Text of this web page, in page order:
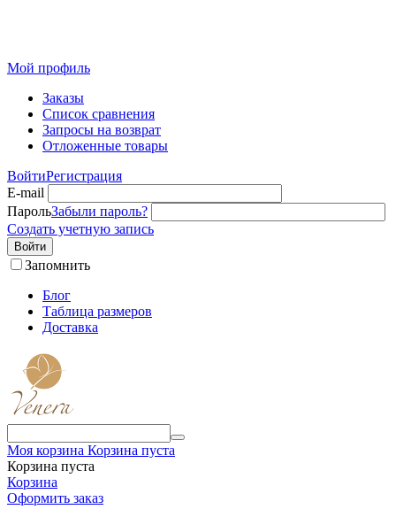
Мой профиль
Заказы
Список сравнения
Запросы на возврат
Отложенные товары
ВойтиРегистрация
E-mail
ПарольЗабыли пароль?
Создать учетную запись
Войти
Запомнить
Блог
Таблица размеров
Доставка
Моя корзина Корзина пуста
Корзина пуста
Корзина
Оформить заказ